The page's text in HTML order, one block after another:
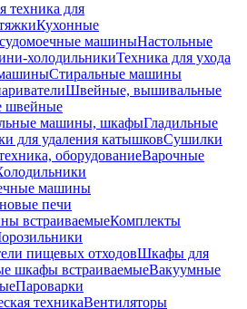
техника для
Кухонные
машиныНастольные
холодильникиТехника для ухода
Стиральные машины
Швейные, вышивальные
швейные
машины, шкафыГладильные
для удаления катышковСушилки
оборудованиеВарочные
машины
печи
встраиваемыеКомплекты
пищевых отходовШкафы для
шкафы встраиваемыеВакуумные
Пароварки
техникаВентиляторы